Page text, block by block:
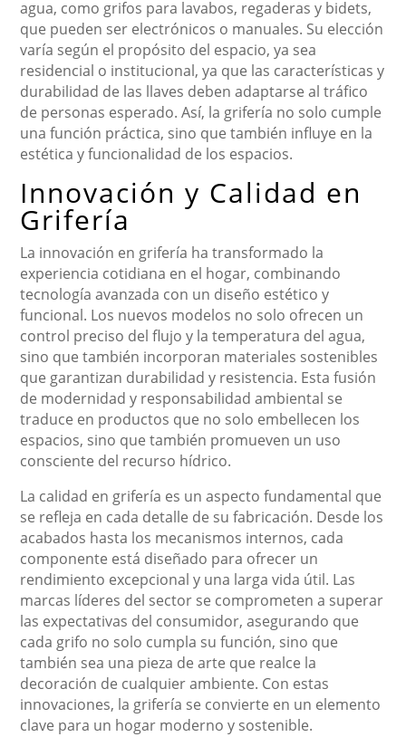
agua, como grifos para lavabos, regaderas y bidets,
que pueden ser electrónicos o manuales. Su elección
varía según el propósito del espacio, ya sea
residencial o institucional, ya que las características y
durabilidad de las llaves deben adaptarse al tráfico
de personas esperado. Así, la grifería no solo cumple
una función práctica, sino que también influye en la
estética y funcionalidad de los espacios.
Innovación y Calidad en
Grifería
La innovación en grifería ha transformado la
experiencia cotidiana en el hogar, combinando
tecnología avanzada con un diseño estético y
funcional. Los nuevos modelos no solo ofrecen un
control preciso del flujo y la temperatura del agua,
sino que también incorporan materiales sostenibles
que garantizan durabilidad y resistencia. Esta fusión
de modernidad y responsabilidad ambiental se
traduce en productos que no solo embellecen los
espacios, sino que también promueven un uso
consciente del recurso hídrico.
La calidad en grifería es un aspecto fundamental que
se refleja en cada detalle de su fabricación. Desde los
acabados hasta los mecanismos internos, cada
componente está diseñado para ofrecer un
rendimiento excepcional y una larga vida útil. Las
marcas líderes del sector se comprometen a superar
las expectativas del consumidor, asegurando que
cada grifo no solo cumpla su función, sino que
también sea una pieza de arte que realce la
decoración de cualquier ambiente. Con estas
innovaciones, la grifería se convierte en un elemento
clave para un hogar moderno y sostenible.